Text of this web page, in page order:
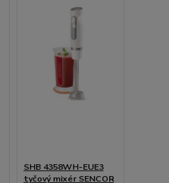
SHB 4358WH-EUE3
tyčový mixér SENCOR